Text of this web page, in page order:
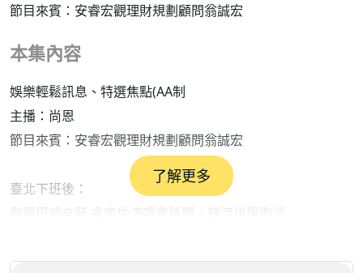
節目來賓：安睿宏觀理財規劃顧問翁誠宏
本集內容
娛樂輕鬆訊息、特選焦點(AA制
主播：尚恩
節目來賓：安睿宏觀理財規劃顧問翁誠宏
臺北下班後：
颱風巴威來襲 盧廣仲演唱會延期、韓流拼盤取消
了解更多